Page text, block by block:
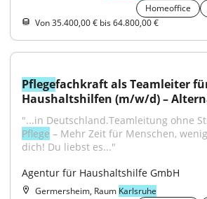
Homeoffice
Von 35.400,00 € bis 64.800,00 €
Pflegefachkraft als Teamleiter
Haushaltshilfen (m/w/d) –
Pflege – Mehr Zeit für Menschen,
dich! Du liebst es..."
Agentur für Haushaltshilfe GmbH
Germersheim, Raum Karlsruhe